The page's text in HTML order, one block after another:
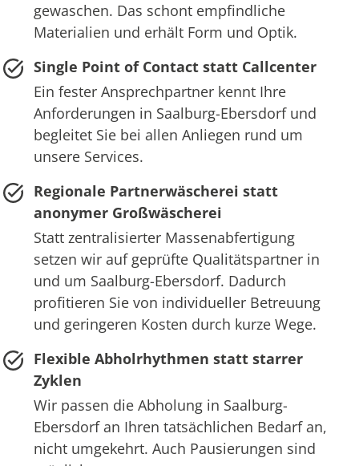
gewaschen. Das schont empfindliche
Materialien und erhält Form und Optik.
Single Point of Contact statt Callcenter
Ein fester Ansprechpartner kennt Ihre
Anforderungen in Saalburg-Ebersdorf und
begleitet Sie bei allen Anliegen rund um
unsere Services.
Regionale Partnerwäscherei statt
anonymer Großwäscherei
Statt zentralisierter Massenabfertigung
setzen wir auf geprüfte Qualitätspartner in
und um Saalburg-Ebersdorf. Dadurch
profitieren Sie von individueller Betreuung
und geringeren Kosten durch kurze Wege.
Flexible Abholrhythmen statt starrer
Zyklen
Wir passen die Abholung in Saalburg-
Ebersdorf an Ihren tatsächlichen Bedarf an,
nicht umgekehrt. Auch Pausierungen sind